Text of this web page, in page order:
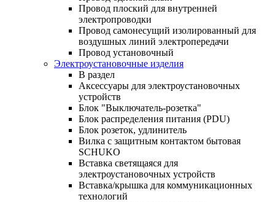
Провод плоский для внутренней
электропроводки
Провод самонесущий изолированный для
воздушных линий электропередачи
Провод установочный
Электроустановочные изделия
В раздел
Аксессуары для электроустановочных
устройств
Блок "Выключатель-розетка"
Блок распределения питания (PDU)
Блок розеток, удлинитель
Вилка с защитным контактом бытовая
SCHUKO
Вставка светящаяся для
электроустановочных устройств
Вставка/крышка для коммуникационных
технологий